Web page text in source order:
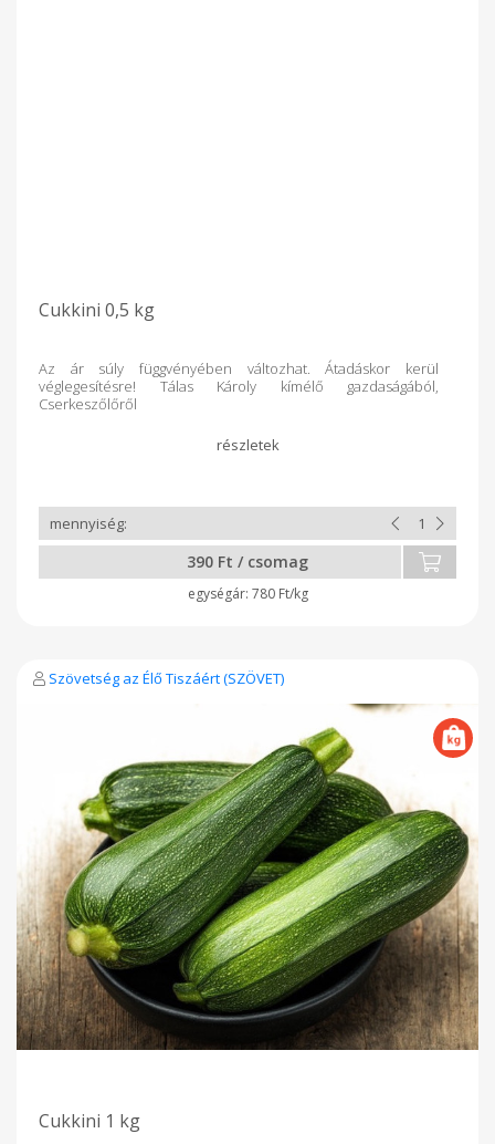
Cukkini 0,5 kg
Az ár súly függvényében változhat. Átadáskor kerül
véglegesítésre! Tálas Károly kímélő gazdaságából,
Cserkeszőlőről
390 Ft / csomag
780 Ft/kg
Szövetség az Élő Tiszáért (SZÖVET)
Cukkini 1 kg